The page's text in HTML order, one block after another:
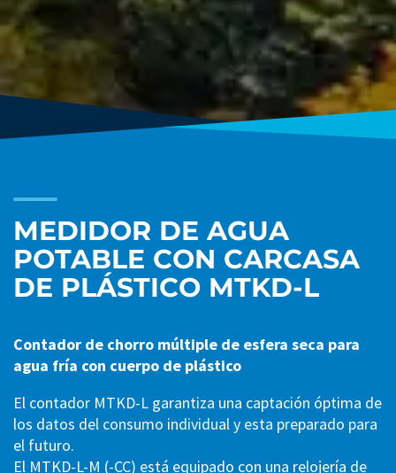
MEDIDOR DE AGUA
POTABLE CON CARCASA
DE PLÁSTICO MTKD-L
Contador de chorro múltiple de esfera seca para
agua fría con cuerpo de plástico
El contador MTKD-L garantiza una captación óptima de
los datos del consumo individual y esta preparado para
el futuro.
El MTKD-L-M (-CC) está equipado con una relojería de